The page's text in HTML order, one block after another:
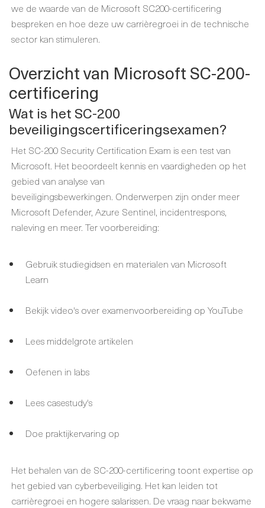
we de waarde van de Microsoft SC200-certificering
bespreken en hoe deze uw carrièregroei in de technische
sector kan stimuleren.
Overzicht van Microsoft SC-200-
certificering
Wat is het SC-200
beveiligingscertificeringsexamen?
Het SC-200 Security Certification Exam is een test van
Microsoft. Het beoordeelt kennis en vaardigheden op het
gebied van analyse van
beveiligingsbewerkingen. Onderwerpen zijn onder meer
Microsoft Defender, Azure Sentinel, incidentrespons,
naleving en meer. Ter voorbereiding:
Gebruik studiegidsen en materialen van Microsoft
Learn
Bekijk video's over examenvoorbereiding op YouTube
Lees middelgrote artikelen
Oefenen in labs
Lees casestudy's
Doe praktijkervaring op
Het behalen van de SC-200-certificering toont expertise op
het gebied van cyberbeveiliging. Het kan leiden tot
carrièregroei en hogere salarissen. De vraag naar bekwame